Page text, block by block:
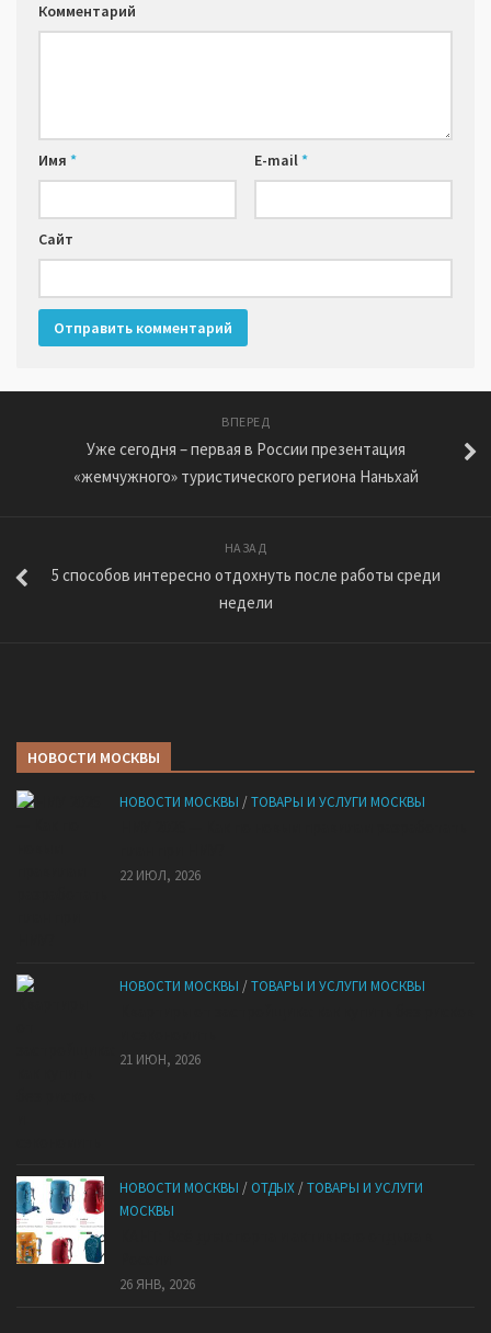
Комментарий
Имя * E-mail*
Сайт
ВПЕРЕД
Уже сегодня – первая в России презентация
«жемчужного» туристического региона Наньхай
НАЗАД
5 способов интересно отдохнуть после работы среди
недели
НОВОСТИ МОСКВЫ
НОВОСТИ МОСКВЫ /ТОВАРЫ И УСЛУГИ МОСКВЫ
22 ИЮЛ, 2026
НОВОСТИ МОСКВЫ /ТОВАРЫ И УСЛУГИ МОСКВЫ
21 ИЮН, 2026
НОВОСТИ МОСКВЫ / ОТДЫХ /ТОВАРЫ И УСЛУГИ
МОСКВЫ
26 ЯНВ, 2026